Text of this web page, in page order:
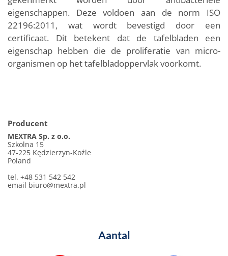
eigenschappen. Deze voldoen aan de norm ISO
22196:2011, wat wordt bevestigd door een
certificaat. Dit betekent dat de tafelbladen een
eigenschap hebben die de proliferatie van micro-
organismen op het tafelbladoppervlak voorkomt.
Producent
MEXTRA Sp. z o.o.
Szkolna 15
47-225 Kędzierzyn-Koźle
Poland
tel. +48 531 542 542
email biuro@mextra.pl
Aantal